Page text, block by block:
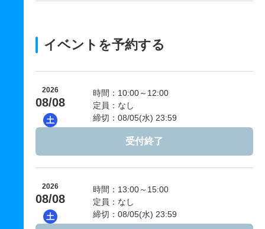
イベントを予約する
2026
08/08
土
時間：10:00～12:00
定員：なし
締切：08/05(水) 23:59
受付終了
2026
08/08
土
時間：13:00～15:00
定員：なし
締切：08/05(水) 23:59